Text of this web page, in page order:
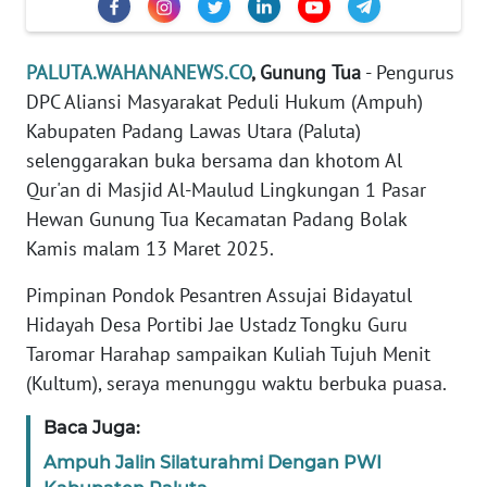
PALUTA.WAHANANEWS.CO, Gunung Tua - Pengurus
DPC Aliansi Masyarakat Peduli Hukum (Ampuh)
Kabupaten Padang Lawas Utara (Paluta)
selenggarakan buka bersama dan khotom Al
Qur'an di Masjid Al-Maulud Lingkungan 1 Pasar
Hewan Gunung Tua Kecamatan Padang Bolak
Kamis malam 13 Maret 2025.
Pimpinan Pondok Pesantren Assujai Bidayatul
Hidayah Desa Portibi Jae Ustadz Tongku Guru
Taromar Harahap sampaikan Kuliah Tujuh Menit
(Kultum), seraya menunggu waktu berbuka puasa.
Baca Juga:
Ampuh Jalin Silaturahmi Dengan PWI
DISCLAIMER
Wahana
News
Regional
WN
SUMUT
WN
WN
BANTEN
WN